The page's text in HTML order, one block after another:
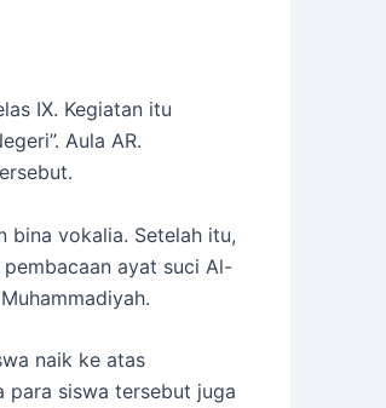
IX. Kegiatan itu
Aula AR.
bina vokalia. Setelah itu,
ayat suci Al-
naik ke atas
para siswa tersebut juga